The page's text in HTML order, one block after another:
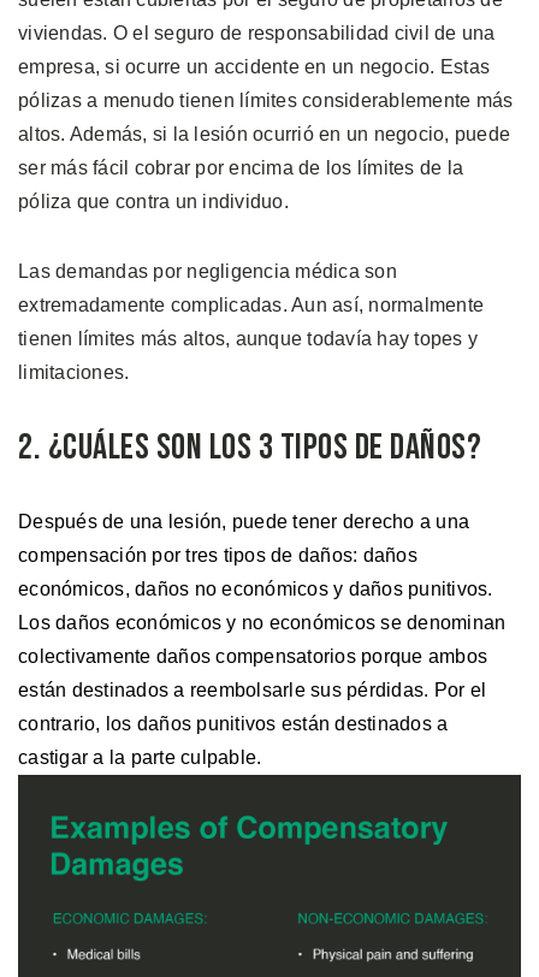
viviendas. O el seguro de responsabilidad civil de una
empresa, si ocurre un accidente en un negocio. Estas
pólizas a menudo tienen límites considerablemente más
altos. Además, si la lesión ocurrió en un negocio, puede
ser más fácil cobrar por encima de los límites de la
póliza que contra un individuo.
Las demandas por negligencia médica son
extremadamente complicadas. Aun así, normalmente
tienen límites más altos, aunque todavía hay topes y
limitaciones.
2. ¿Cuáles son los 3 Tipos de Daños?
Después de una lesión, puede tener derecho a una
compensación por tres tipos de daños: daños
económicos, daños no económicos y daños punitivos.
Los daños económicos y no económicos se denominan
colectivamente daños compensatorios porque ambos
están destinados a reembolsarle sus pérdidas. Por el
contrario, los daños punitivos están destinados a
castigar a la parte culpable.